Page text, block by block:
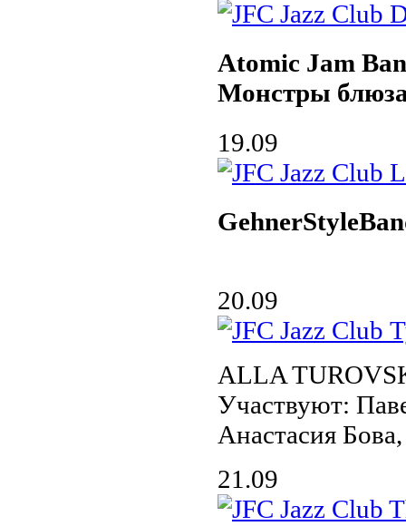
Atomic Jam
Монстры
19.09
20.09
ALLA
Участвуют:
Анастасия
21.09